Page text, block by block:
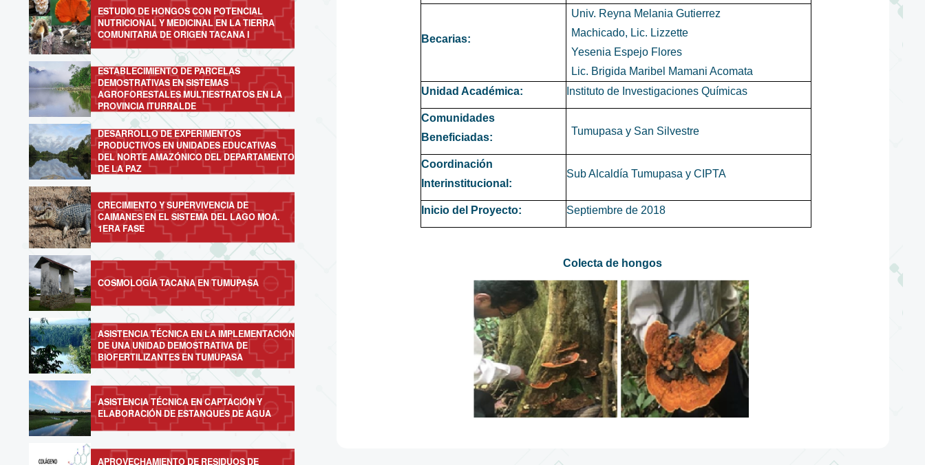
ESTUDIO DE HONGOS CON POTENCIAL
NUTRICIONAL Y MEDICINAL EN LA TIERRA
COMUNITARIA DE ORIGEN TACANA I
ESTABLECIMIENTO DE PARCELAS
DEMOSTRATIVAS EN SISTEMAS
AGROFORESTALES MULTIESTRATOS EN LA
PROVINCIA ITURRALDE
DESARROLLO DE EXPERIMENTOS
PRODUCTIVOS EN UNIDADES EDUCATIVAS
DEL NORTE AMAZÓNICO DEL DEPARTAMENTO
DE LA PAZ
CRECIMIENTO Y SUPERVIVENCIA DE
CAIMANES EN EL SISTEMA DEL LAGO MOA.
1ERA FASE
COSMOLOGÍA TACANA EN TUMUPASA
ASISTENCIA TÉCNICA EN LA IMPLEMENTACIÓN
DE UNA UNIDAD DEMOSTRATIVA DE
BIOFERTILIZANTES EN TUMUPASA
ASISTENCIA TÉCNICA EN CAPTACIÓN Y
ELABORACIÓN DE ESTANQUES DE AGUA
APROVECHAMIENTO DE RESIDUOS DE
Becarias:
Univ. Reyna Melania Gutierrez
Machicado, Lic. Lizzette
Yesenia Espejo Flores
Lic. Brigida Maribel Mamani Acomata
Unidad Académica:
Instituto de Investigaciones Químicas
Comunidades
Beneficiadas:
Tumupasa y San Silvestre
Coordinación
Interinstitucional:
Sub Alcaldía Tumupasa y CIPTA
Inicio del Proyecto: Septiembre de 2018
Colecta de hongos